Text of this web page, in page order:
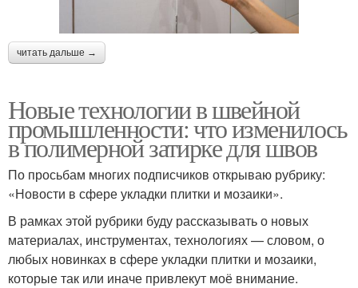
читать дальше →
Новые технологии в швейной
промышленности: что изменилось
в полимерной затирке для швов
По просьбам многих подписчиков открываю рубрику:
«Новости в сфере укладки плитки и мозаики».
В рамках этой рубрики буду рассказывать о новых
материалах, инструментах, технологиях — словом, о
любых новинках в сфере укладки плитки и мозаики,
которые так или иначе привлекут моё внимание.